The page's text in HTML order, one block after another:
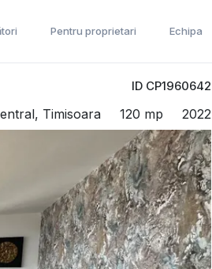
Pentru proprietari Echipa
ID CP1960642
Timisoara 120 mp 2022